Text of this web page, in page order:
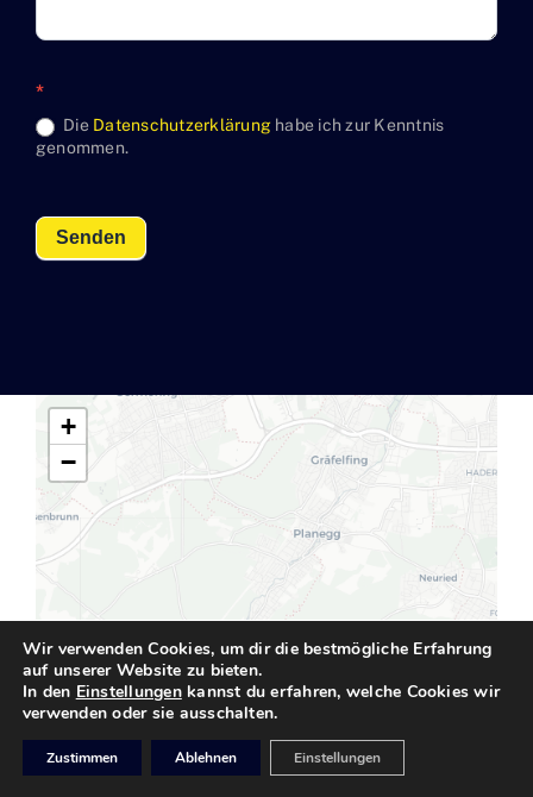
*
Die Datenschutzerklärunghabe ich zur Kenntnis
genommen.
Senden
+
−
Wir verwenden Cookies, um dir die bestmögliche Erfahrung
auf unserer Website zu bieten.
In den Einstellungenkannst du erfahren, welche Cookies wir
verwenden oder sie ausschalten.
Zustimmen Ablehnen Einstellungen